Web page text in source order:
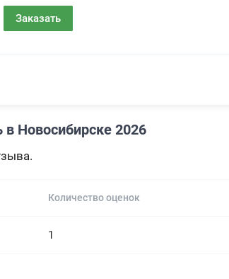
Заказать
Новосибирске 2026
Количество оценок
1